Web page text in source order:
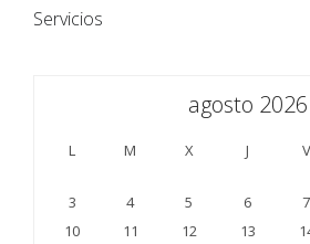
Servicios
agosto 2026
L M X J V
3
4 5 6 7
10
11 12 13